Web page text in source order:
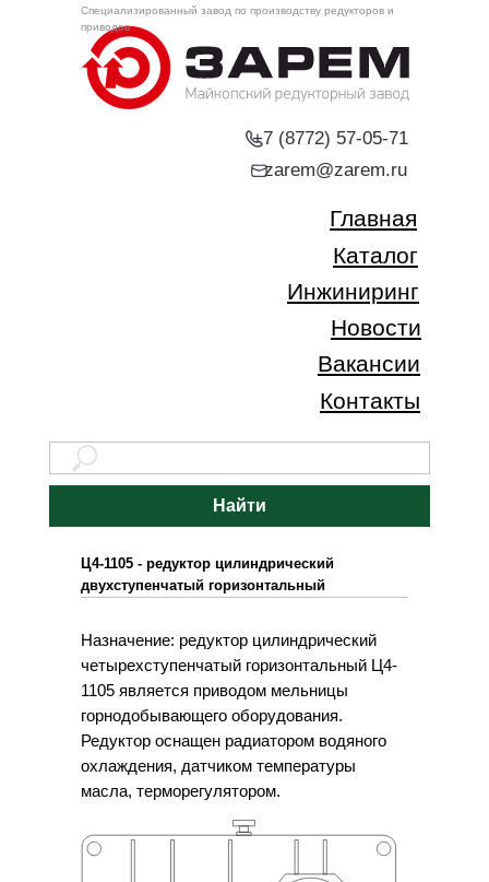
+7 (8772) 57-05-71
Каталог
Инжиниринг
Новости
Главная
Контакты
Вакансии
zarem@zarem.ru
Специализированный завод по производству редукторов и
приводов
Найти
Назначение: редуктор цилиндрический
четырехступенчатый горизонтальный Ц4-
1105 является приводом мельницы
горнодобывающего оборудования.
Редуктор оснащен радиатором водяного
охлаждения, датчиком температуры
масла, терморегулятором.
Ц4-1105 - редуктор цилиндрический
двухступенчатый горизонтальный